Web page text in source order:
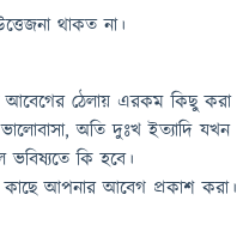
থাকত না।
ঠেলায় এরকম কিছু করা
অতি দুঃখ ইত্যাদি যখন
কি হবে।
আপনার আবেগ প্রকাশ করা।